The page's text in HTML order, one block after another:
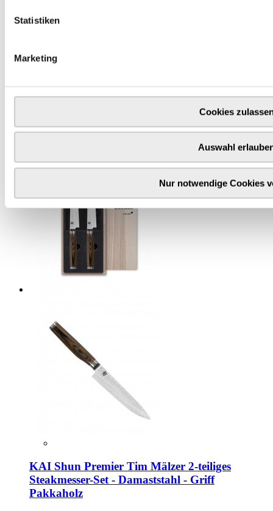
Statistiken
Marketing
Cookies
Auswahl
Nur notwendige Cookies
KAI Shun Premier Tim Mälzer 2-teiliges Set
KAI Shun Premier Tim Mälzer 2-teiliges
Steakmesser-Set - Damaststahl - Griff
Pakkaholz